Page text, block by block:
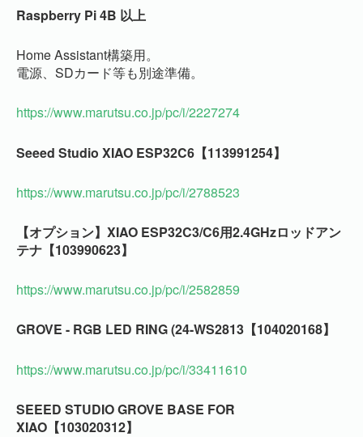
Raspberry Pi 4B 以上
Home Assistant構築用。
電源、SDカード等も別途準備。
https://www.marutsu.co.jp/pc/i/2227274
Seeed Studio XIAO ESP32C6【113991254】
https://www.marutsu.co.jp/pc/i/2788523
【オプション】XIAO ESP32C3/C6用2.4GHzロッドアン
テナ【103990623】
https://www.marutsu.co.jp/pc/i/2582859
GROVE - RGB LED RING (24-WS2813【104020168】
https://www.marutsu.co.jp/pc/i/33411610
SEEED STUDIO GROVE BASE FOR
XIAO【103020312】